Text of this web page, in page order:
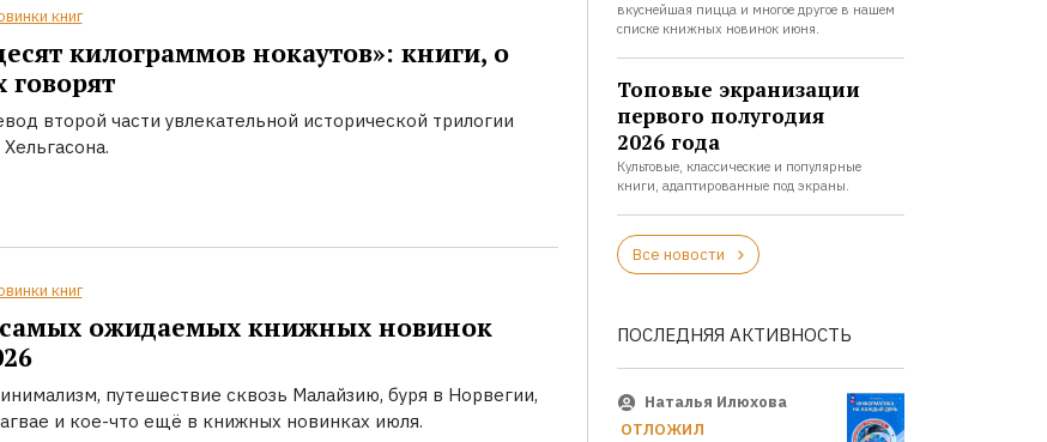
книг
килограммов нокаутов»: книги, о
говорят
второй части увлекательной исторической трилогии
книг
ожидаемых книжных новинок
путешествие сквозь Малайзию, буря в Норвегии,
и кое-что ещё в книжных новинках июля.
вкуснейшая пицца и многое другое в нашем
списке книжных новинок июня.
Топовые экранизации
первого полугодия
2026 года
Культовые, классические и популярные
книги, адаптированные под экраны.
Все новости
ПОСЛЕДНЯЯ АКТИВНОСТЬ
Наталья Илюхова
ОТЛОЖИЛ